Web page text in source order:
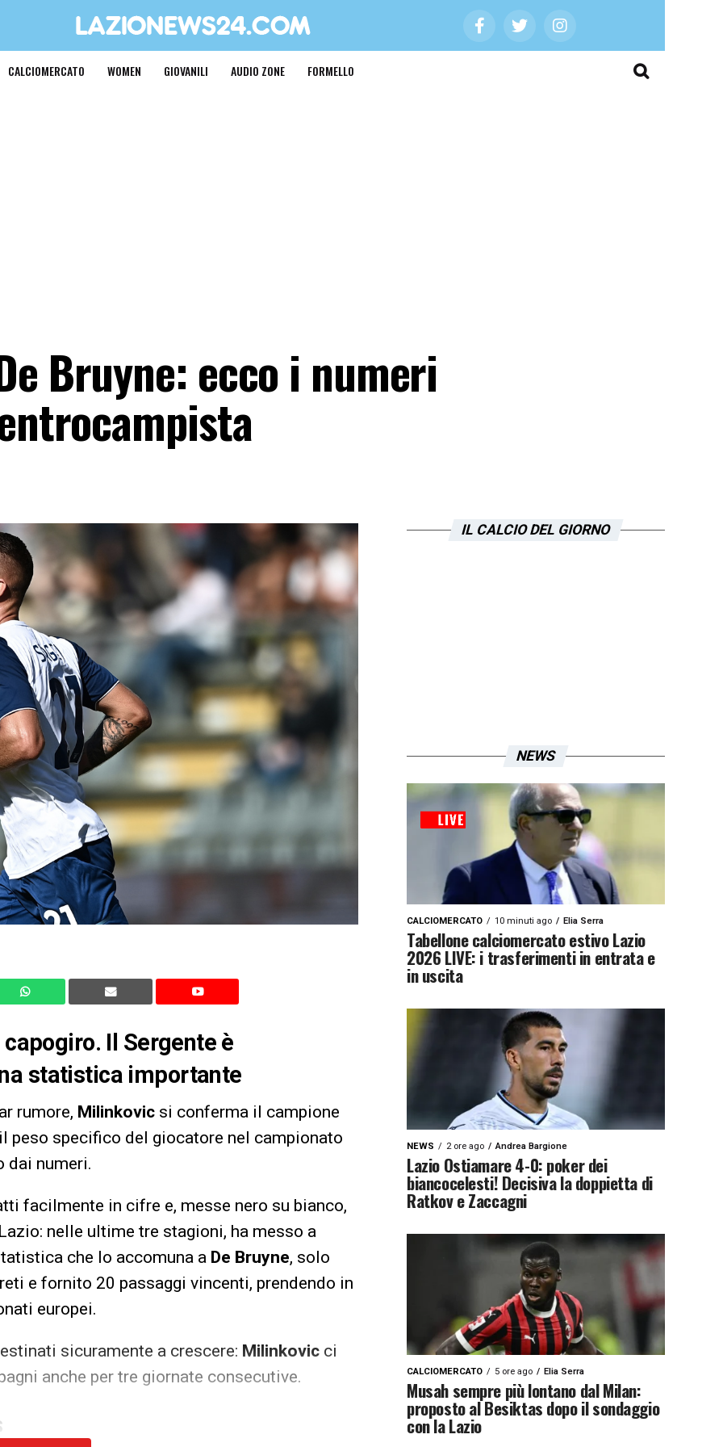
CALCIOMERCATO WOMEN GIOVANILI AUDIO ZONE FORMELLO
Bruyne: ecco i numeri
Il Sergente è
statistica importante
rumore, Milinkovic si conferma il campione
peso specifico del giocatore nel campionato
dai numeri.
facilmente in cifre e, messe nero su bianco,
nelle ultime tre stagioni, ha messo a
che lo accomuna a De Bruyne, solo
e fornito 20 passaggi vincenti, prendendo in
europei.
sicuramente a crescere: Milinkovic ci
anche per tre giornate consecutive.
IL CALCIO DEL GIORNO
NEWS
CALCIOMERCATO 10 minuti ago Elia Serra
Tabellone calciomercato estivo Lazio
2026 LIVE: i trasferimenti in entrata e
in uscita
NEWS 2 ore ago Andrea Bargione
Lazio Ostiamare 4-0: poker dei
biancocelesti! Decisiva la doppietta di
Ratkov e Zaccagni
CALCIOMERCATO 5 ore ago Elia Serra
Musah sempre più lontano dal Milan:
proposto al Besiktas dopo il sondaggio
con la Lazio